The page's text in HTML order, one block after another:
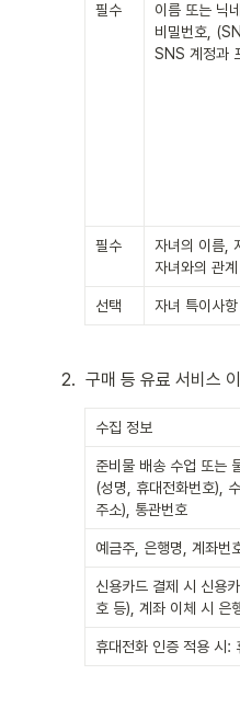
필수
이름 또는 닉
비밀번호,
SNS 계정과
필수
자녀의 이름,
자녀와의 관계
선택 자녀 특이사항
2. 구매 등 유료 서비스
수집 정보
준비물 배송 수업 또는
(성명, 휴대전화번호),
주소), 통관번호
예금주, 은행명, 계좌번
신용카드 결제 시 신용
호 등), 계좌 이체 시 은
휴대전화 인증 적용 시: